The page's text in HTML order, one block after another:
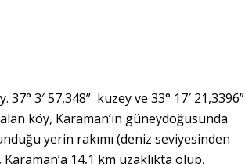
3′ 57,348” kuzey ve 33° 17′ 21,3396”
köy, Karaman’ın güneydoğusunda
yerin rakımı (deniz seviyesinden
14,1 km uzaklıkta olup,